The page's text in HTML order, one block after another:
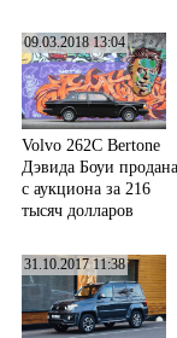
09.03.2018 13:04
Volvo 262C Bertone
Дэвида Боуи продана
с аукциона за 216
тысяч долларов
31.10.2017 11:38